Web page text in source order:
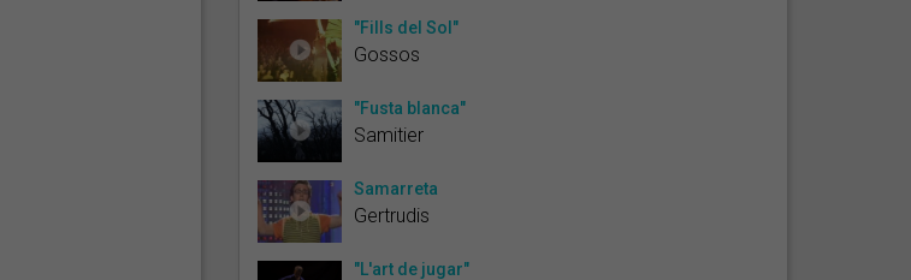
"Fills del Sol"
Gossos
"Fusta blanca"
Samitier
Samarreta
Gertrudis
"L'art de jugar"